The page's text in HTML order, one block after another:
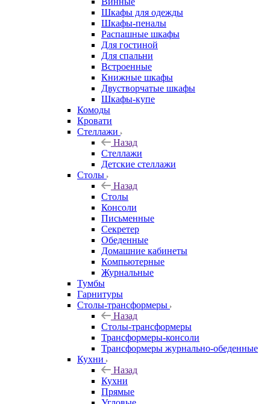
Шкафы для одежды
Шкафы-пеналы
Распашные шкафы
Для гостиной
Для спальни
Встроенные
Книжные шкафы
Двустворчатые шкафы
Шкафы-купе
Комоды
Кровати
Стеллажи
Назад
Стеллажи
Детские стеллажи
Столы
Назад
Столы
Консоли
Письменные
Секретер
Обеденные
Домашние кабинеты
Компьютерные
Журнальные
Тумбы
Гарнитуры
Столы-трансформеры
Назад
Столы-трансформеры
Трансформеры-консоли
Трансформеры журнально-обеденные
Кухни
Назад
Кухни
Прямые